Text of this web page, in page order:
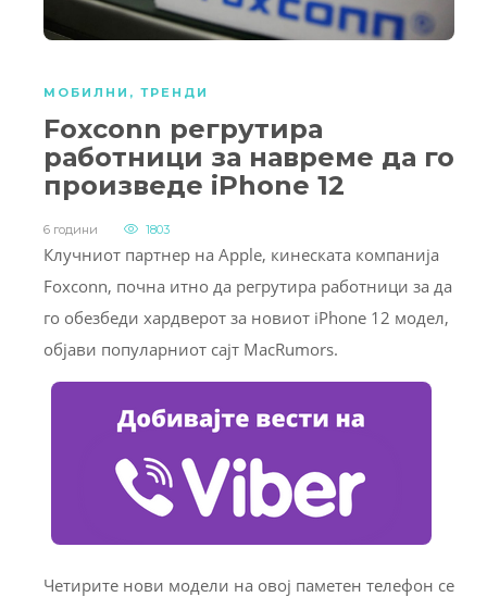
МОБИЛНИ , ТРЕНДИ
Foxconn регрутира
работници за навреме да го
произведе iPhone 12
6 години 1803
Клучниот партнер на Apple, кинеската компанија
Foxconn, почна итно да регрутира работници за да
го обезбеди хардверот за новиот iPhone 12 модел,
објави популарниот сајт MacRumors.
Четирите нови модели на овој паметен телефон се